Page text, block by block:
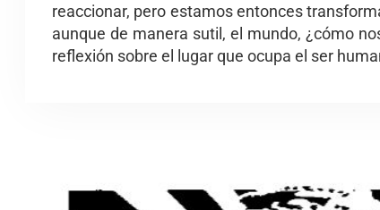
reaccionar, pero estamos entonces
aunque de manera sutil, el mundo, ¿cómo
reflexión sobre el lugar que ocupa el ser